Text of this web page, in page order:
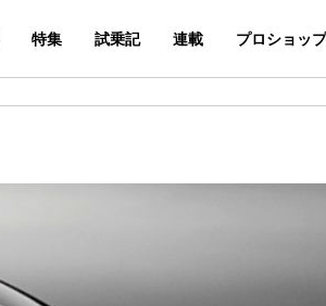
特集 試乗記 連載 プロショップ